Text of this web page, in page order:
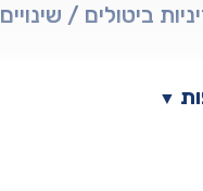
ביטולים / שינויים
▼